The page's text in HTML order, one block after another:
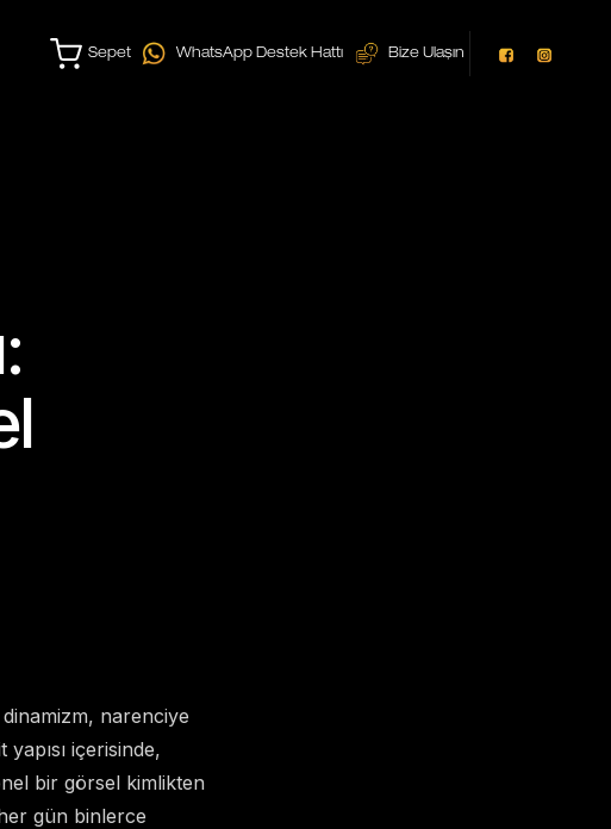
Sepet WhatsApp Destek Hattı Bize Ulaşın
narenciye
içerisinde,
bir görsel kimlikten
gün binlerce